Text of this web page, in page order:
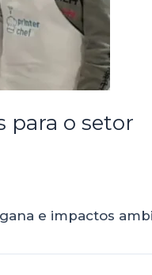
para o setor
e impactos